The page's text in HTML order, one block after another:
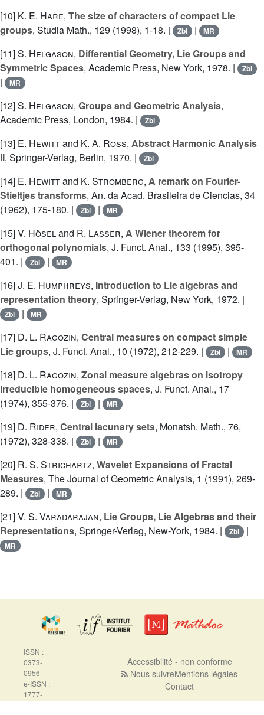
[10] K. E. Hare, The size of characters of compact Lie
groups, Studia Math., 129 (1998), 1-18. | Zbl | MR
[11]S. Helgason, Differential Geometry, Lie Groups and
Symmetric Spaces, Academic Press, New York, 1978. | Zbl
| MR
[12]S. Helgason, Groups and Geometric Analysis,
Academic Press, London, 1984. |
Zbl
[13] E. Hewittand K. A. Ross, Abstract Harmonic Analysis
II, Springer-Verlag, Berlin, 1970. | Zbl
[14] E. Hewittand K. Stromberg, A remark on Fourier-
Stieltjes transforms, An. da Acad. Brasileira de Ciencias, 34
(1962), 175-180. |
Zbl | MR
[15]V. Höseland R. Lasser, A Wiener theorem for
orthogonal polynomials, J. Funct. Anal., 133 (1995), 395-
401. |
Zbl | MR
[16]J. E. Humphreys, Introduction to Lie algebras and
representation theory, Springer-Verlag, New York, 1972. |
Zbl | MR
[17] D. L. Ragozin, Central measures on compact simple
Lie groups, J. Funct. Anal., 10 (1972), 212-229. | Zbl | MR
[18] D. L. Ragozin, Zonal measure algebras on isotropy
irreducible homogeneous spaces, J. Funct. Anal., 17
(1974), 355-376. |
Zbl | MR
[19] D. Rider, Central lacunary sets, Monatsh. Math., 76,
(1972), 328-338. |
Zbl | MR
[20] R. S. Strichartz, Wavelet Expansions of Fractal
Measures, The Journal of Geometric Analysis, 1 (1991), 269-
289. |
Zbl | MR
[21]V. S. Varadarajan, Lie Groups, Lie Algebras and their
Representations, Springer-Verlag, New-York, 1984. | Zbl |
MR
ISSN :
0373-
0956
e-ISSN :
1777-
Accessibilité - non conforme
Nous suivreMentions légales
Contact